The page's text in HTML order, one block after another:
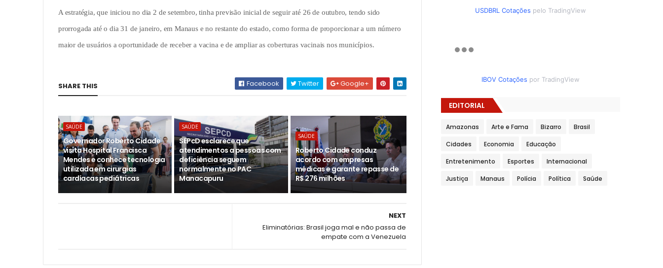
A estratégia, que iniciou no dia 2 de setembro, tinha previsão inicial de seguir até 26 de outubro, tendo sido
prorrogada até o dia 31 de janeiro, em Manaus e no restante do estado, como forma de proporcionar a um número
maior de usuários a oportunidade de receber a vacina e de ampliar as coberturas vacinais nos municípios.
SHARE THIS Facebook Twitter Google+
SAÚDE
Governador Roberto Cidade
visita Hospital Francisca
Mendes e conhece tecnologia
utilizada em cirurgias
cardíacas pediátricas
SAÚDE
SEPcD esclarece que
atendimentos a pessoas com
deficiência seguem
normalmente no PAC
Manacapuru
SAÚDE
Roberto Cidade conduz
acordo com empresas
médicas e garante repasse de
R$ 276 milhões
NEXT
Eliminatórias: Brasil joga mal e não passa de
empate com a Venezuela
USDBRL Cotações pelo TradingView
IBOV Cotações por TradingView
EDITORIAL
Amazonas Arte e Fama Bizarro Brasil
Cidades Economia Educação
Entretenimento Esportes Internacional
Justiça Manaus Polícia Política Saúde